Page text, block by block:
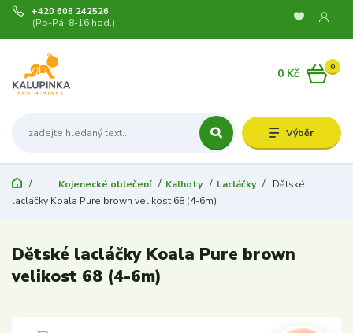
Výběr
+420 608 242526
(Po-Pá, 8-16 hod.)
0
0 Kč
Kojenecké oblečení Kalhoty Lacláčky
Dětské
lacláčky Koala Pure brown velikost 68 (4-6m)
Dětské lacláčky Koala Pure brown
velikost 68 (4-6m)